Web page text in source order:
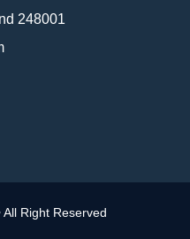
248001
All Right Reserved